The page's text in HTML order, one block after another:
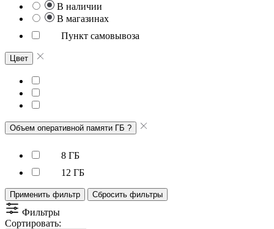
В наличии
В магазинах
Пункт самовывоза
Цвет
Объем оперативной памяти ГБ ?
8 ГБ
12 ГБ
Применить фильтр Сбросить фильтры
Фильтры
Сортировать: